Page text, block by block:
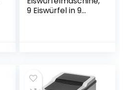
9 Eiswürfel in 9